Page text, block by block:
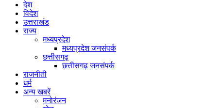
देश
विदेश
उत्तराखंड
राज्य
मध्यप्रदेश
मध्यप्रदेश जनसंपर्क
छत्तीसगढ़
छत्तीसगढ़ जनसंपर्क
राजनीती
धर्म
अन्य खबरें
मनोरंजन